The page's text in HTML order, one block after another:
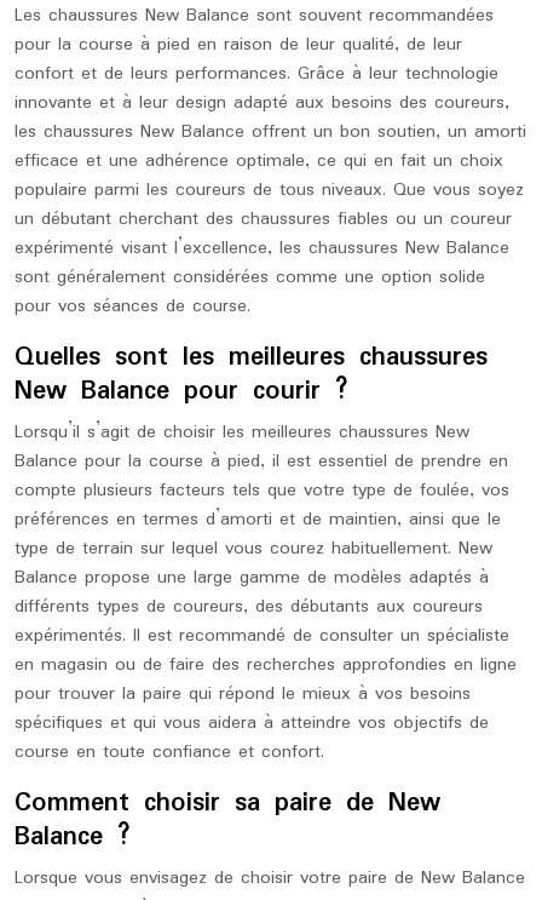
Les chaussures New Balance sont souvent recommandées
pour la course à pied en raison de leur qualité, de leur
confort et de leurs performances. Grâce à leur technologie
innovante et à leur design adapté aux besoins des coureurs,
les chaussures New Balance offrent un bon soutien, un amorti
efficace et une adhérence optimale, ce qui en fait un choix
populaire parmi les coureurs de tous niveaux. Que vous soyez
un débutant cherchant des chaussures fiables ou un coureur
expérimenté visant l’excellence, les chaussures New Balance
sont généralement considérées comme une option solide
pour vos séances de course.
Quelles sont les meilleures chaussures
New Balance pour courir ?
Lorsqu’il s’agit de choisir les meilleures chaussures New
Balance pour la course à pied, il est essentiel de prendre en
compte plusieurs facteurs tels que votre type de foulée, vos
préférences en termes d’amorti et de maintien, ainsi que le
type de terrain sur lequel vous courez habituellement. New
Balance propose une large gamme de modèles adaptés à
différents types de coureurs, des débutants aux coureurs
expérimentés. Il est recommandé de consulter un spécialiste
en magasin ou de faire des recherches approfondies en ligne
pour trouver la paire qui répond le mieux à vos besoins
spécifiques et qui vous aidera à atteindre vos objectifs de
course en toute confiance et confort.
Comment choisir sa paire de New
Balance ?
Lorsque vous envisagez de choisir votre paire de New Balance